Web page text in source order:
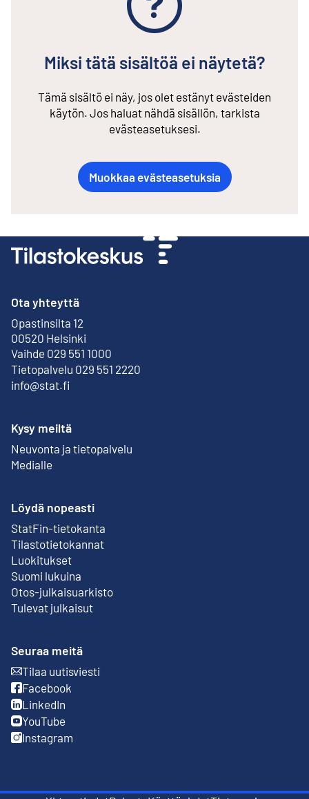
Miksi tätä sisältöä ei näytetä?
Tämä sisältö ei näy, jos olet estänyt evästeiden
käytön. Jos haluat nähdä sisällön, tarkista
evästeasetuksesi.
Muokkaa evästeasetuksia
Ota yhteyttä
Opastinsilta 12
00520 Helsinki
Ulkoinen linkki
Vaihde 029 551 1000
Tietopalvelu 029 551 2220
info@stat.fi
Kysy meiltä
Neuvonta ja tietopalvelu
Medialle
Löydä nopeasti
StatFin-tietokanta
Ulkoinen linkki
Tilastotietokannat
Luokitukset
Suomi lukuina
Otos-julkaisuarkisto
Ulkoinen linkki
Tulevat julkaisut
Seuraa meitä
Tilaa uutisviesti
Ulkoinen linkki
Facebook
Ulkoinen linkki
LinkedIn
Ulkoinen linkki
YouTube
Ulkoinen linkki
Instagram
Ulkoinen linkki